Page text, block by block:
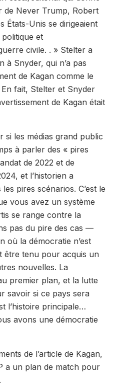
Never Trump, Robert
États-Unis se dirigeaient
et
civile. . » Stelter a
à Snyder, qui n’a pas
de Kagan comme le
fait, Stelter et Snyder
de Kagan était
si les médias grand public
à parler des « pires
de 2022 et de
et l’historien a
pires scénarios. C’est le
vous avez un système
se range contre la
pas du pire des cas —
où la démocratie n’est
être tenu pour acquis un
nouvelles. La
premier plan, et la lutte
savoir si ce pays sera
l’histoire principale…
avons une démocratie
de l’article de Kagan,
a un plan de match pour